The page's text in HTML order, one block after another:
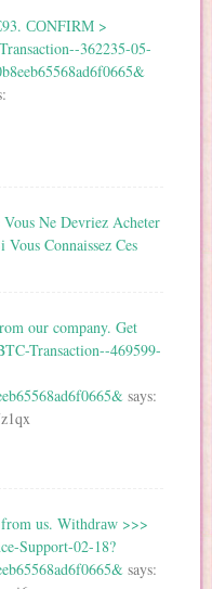
СОNFIRМ >
362235-05-
Ne Devriez Acheter
Connaissez Ces
our company. Get
Transaction--469599-
says:
us. Withdrаw >>>
Support-02-18?
says: